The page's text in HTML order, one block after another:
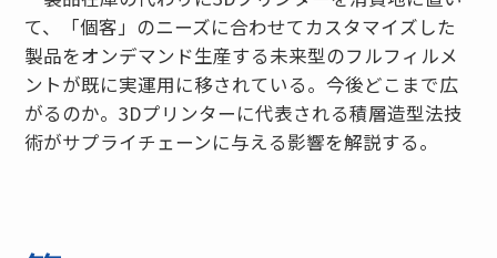
て、「個客」のニーズに合わせてカスタマイズした
製品をオンデマンド生産する未来型のフルフィルメ
ントが既に実運用に移されている。今後どこまで広
がるのか。3Dプリンターに代表される積層造型法技
術がサプライチェーンに与える影響を解説する。